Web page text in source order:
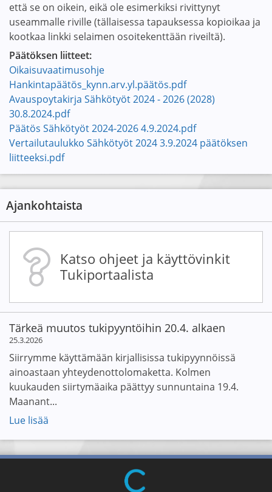
että se on oikein, eikä ole esimerkiksi rivittynyt
useammalle riville (tällaisessa tapauksessa kopioikaa ja
kootkaa linkki selaimen osoitekenttään riveiltä).
Päätöksen liitteet:
Oikaisuvaatimusohje
Hankintapäätös_kynn.arv.yl.päätös.pdf
Avauspoytakirja Sähkötyöt 2024 - 2026 (2028)
30.8.2024.pdf
Päätös Sähkötyöt 2024-2026 4.9.2024.pdf
Vertailutaulukko Sähkötyöt 2024 3.9.2024 päätöksen
liitteeksi.pdf
Ajankohtaista
Katso ohjeet ja käyttövinkit
Tukiportaalista
Tärkeä muutos tukipyyntöihin 20.4. alkaen
25.3.2026
Siirrymme käyttämään kirjallisissa tukipyynnöissä
ainoastaan yhteydenottolomaketta. Kolmen
kuukauden siirtymäaika päättyy sunnuntaina 19.4.
Maanant...
Lue lisää